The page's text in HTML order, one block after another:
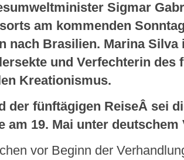
Sigmar
am kommenden
nach Brasilien. Marina
und Verfechterin des
Kreationismus.
der fünftägigen ReiseÂ sei
am 19. Mai unter
vor Beginn der